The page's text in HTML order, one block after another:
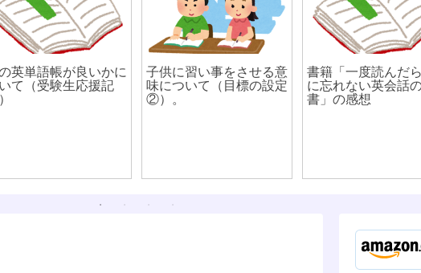
英単語帳が良いかに
て（受験生応援記
子供に習い事をさせる意
味について（目標の設定
②）。
書籍「一度読んだ
に忘れない英会話
書」の感想